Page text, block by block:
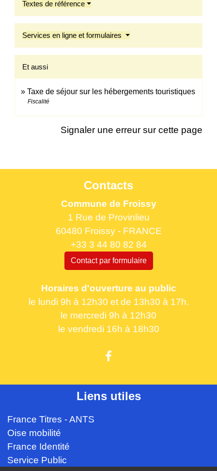
Textes de référence
Services en ligne et formulaires
Et aussi
Taxe de séjour sur les hébergements touristiques
Fiscalité
Signaler une erreur sur cette page
Contacts
Commune de Froissy
1 Rue de Provinlieu
60480 Froissy - FRANCE
+33 3 44 80 82 84
Contact par formulaire
Horaires d'ouverture au public
le lundi 9h à 12h30 et de 13h30 à 17h.
le mercredi 9h à 12h30
le vendredi 16h à 18h30
Liens utiles
France Titres - ANTS
Oise mobilité
France Identité
Service Public